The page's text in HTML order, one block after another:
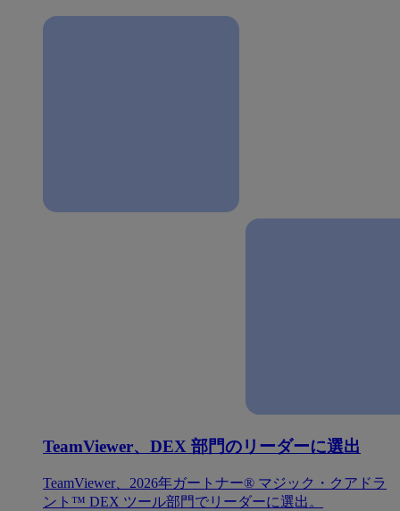
TeamViewer、DEX 部門のリーダーに選出
TeamViewer、2026年ガートナー® マジック・クアドラ
ント™ DEX ツール部門でリーダーに選出。